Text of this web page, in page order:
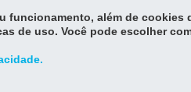
funcionamento, além de cookies
de uso. Você pode escolher